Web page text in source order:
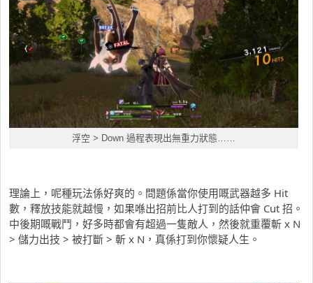
浮空 > Down 過程表現出無重力狀態……
理論上，呢種玩法係好爽的。問題係當你使用嘅武器越多 Hit
數，釋放技能就越慢，如果喺出招前比人打到的話仲會 Cut 招。
中後期嘅戰鬥，好多時都會有超過一隻敵人，然後就重覆斬 x N
> 儲力出技 > 被打斷 > 斬 x N，真係打到你懷疑人生。